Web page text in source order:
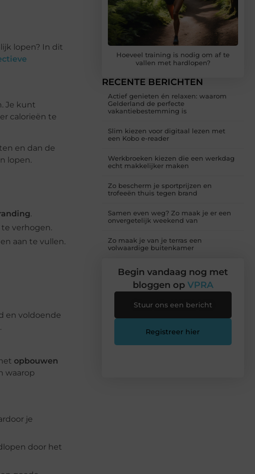
lopen? In dit
Je kunt
calorieën te
en dan de
lopen.
.
verhogen.
aan te vullen.
en voldoende
opbouwen
waarop
je
door het
Hoeveel training is nodig om af te
vallen met hardlopen?
RECENTE BERICHTEN
Actief genieten én relaxen: waarom
Gelderland de perfecte
vakantiebestemming is
Slim kiezen voor digitaal lezen met
een Kobo e-reader
Werkbroeken kiezen die een werkdag
echt makkelijker maken
Zo bescherm je sportprijzen en
trofeeën thuis tegen brand
Samen even weg? Zo maak je er een
onvergetelijk weekend van
Zo maak je van je terras een
volwaardige buitenkamer
Begin vandaag nog met
bloggen op VPRA
Stuur ons een bericht
Registreer hier